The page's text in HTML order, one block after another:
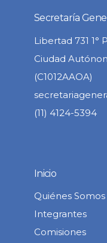
Secretaría
Libertad 731 1°
Ciudad
(C1012AAOA)
(11) 4124-5394
Inicio
Quiénes Somos
Integrantes
Comisiones